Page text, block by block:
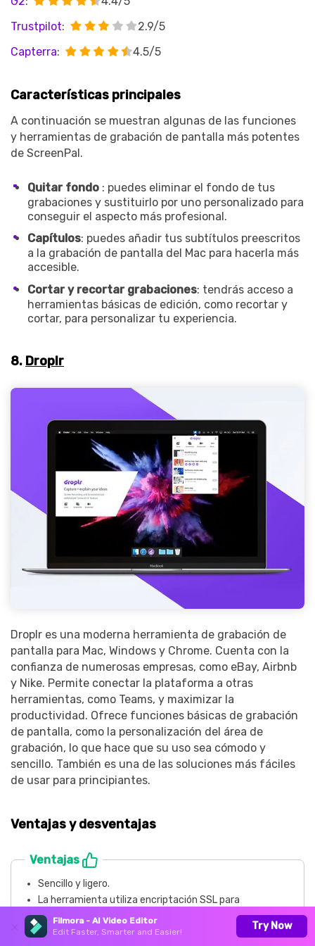
Filmora - AI Video Editor
Edit Faster, Smarter and Easier!
Try Now
Trustpilot:
2.9/5
Capterra: 4.5/5
Características principales
A continuación se muestran algunas de las funciones
y herramientas de grabación de pantalla más potentes
de ScreenPal.
Quitar fondo : puedes eliminar el fondo de tus
grabaciones y sustituirlo por uno personalizado para
conseguir el aspecto más profesional.
Capítulos: puedes añadir tus subtítulos preescritos
a la grabación de pantalla del Mac para hacerla más
accesible.
Cortar y recortar grabaciones: tendrás acceso a
herramientas básicas de edición, como recortar y
cortar, para personalizar tu experiencia.
8. Droplr
Droplr es una moderna herramienta de grabación de
pantalla para Mac, Windows y Chrome. Cuenta con la
confianza de numerosas empresas, como eBay, Airbnb
y Nike. Permite conectar la plataforma a otras
herramientas, como Teams, y maximizar la
productividad. Ofrece funciones básicas de grabación
de pantalla, como la personalización del área de
grabación, lo que hace que su uso sea cómodo y
sencillo. También es una de las soluciones más fáciles
de usar para principiantes.
Ventajas y desventajas
Ventajas
Sencillo y ligero.
La herramienta utiliza encriptación SSL para
Puedes guardar directamente las grabaciones de tu
Mac en los servicios en la nube que prefieras.